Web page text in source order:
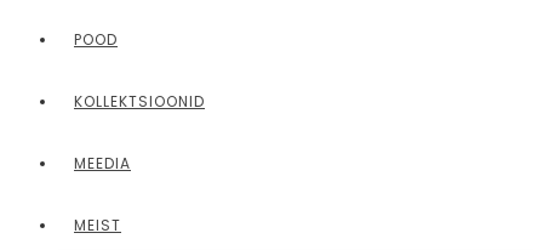
POOD
KOLLEKTSIOONID
MEEDIA
MEIST